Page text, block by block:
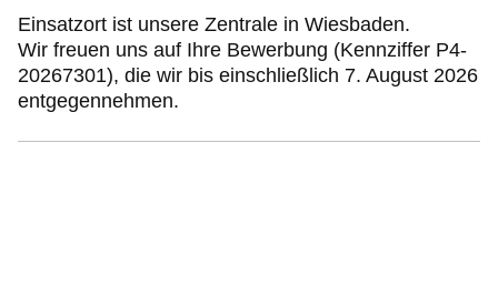
Einsatzort ist unsere Zentrale in Wiesbaden.
Wir freuen uns auf Ihre Bewerbung (Kennziffer P4-
20267301), die wir bis einschließlich 7. August 2026
entgegennehmen.